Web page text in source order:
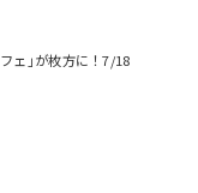
ェ｣が枚方に！7/18